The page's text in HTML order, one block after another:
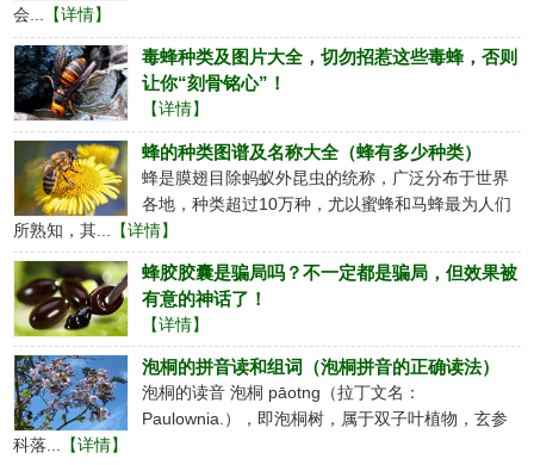
会... 【详情】
毒蜂种类及图片大全，切勿招惹这些毒蜂，否则
让你“刻骨铭心”！
【详情】
蜂的种类图谱及名称大全（蜂有多少种类）
蜂是膜翅目除蚂蚁外昆虫的统称，广泛分布于世界
各地，种类超过10万种，尤以蜜蜂和马蜂最为人们
所熟知，其...
【详情】
蜂胶胶囊是骗局吗？不一定都是骗局，但效果被
有意的神话了！
【详情】
泡桐的拼音读和组词（泡桐拼音的正确读法）
泡桐的读音 泡桐 pāotng（拉丁文名：
Paulownia.），即泡桐树，属于双子叶植物，玄参
科落... 【详情】